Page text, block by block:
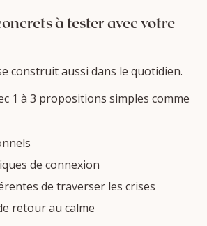
à tester avec votre
construit aussi dans le quotidien.
1 à 3 propositions simples comme
de connexion
de traverser les crises
retour au calme